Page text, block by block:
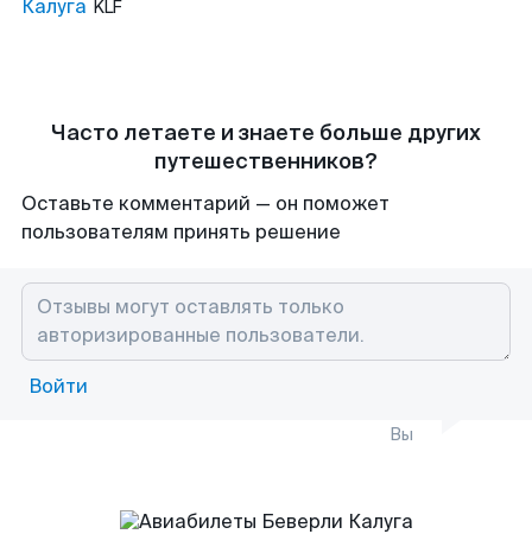
Калуга KLF
Часто летаете и знаете больше других
путешественников?
Оставьте комментарий — он поможет
пользователям принять решение
Войти
Вы